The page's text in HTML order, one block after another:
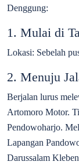
Denggung:
1. Mulai di
Lokasi: Sebelah
2. Menuju
Berjalan lurus
Artomoro Motor.
Pendowoharjo.
Lapangan
Darussalam